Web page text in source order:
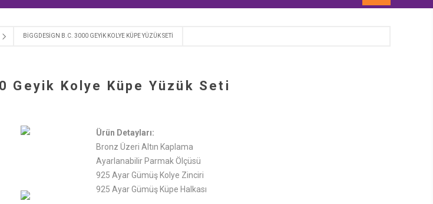
BIGGDESIGN B.C. 3000 GEYIK KOLYE KÜPE YÜZÜK SETI
Geyik Kolye Küpe Yüzük Seti
Ürün Detayları:
Bronz Üzeri Altın Kaplama
Ayarlanabilir Parmak Ölçüsü
925 Ayar Gümüş Kolye Zinciri
925 Ayar Gümüş Küpe Halkası